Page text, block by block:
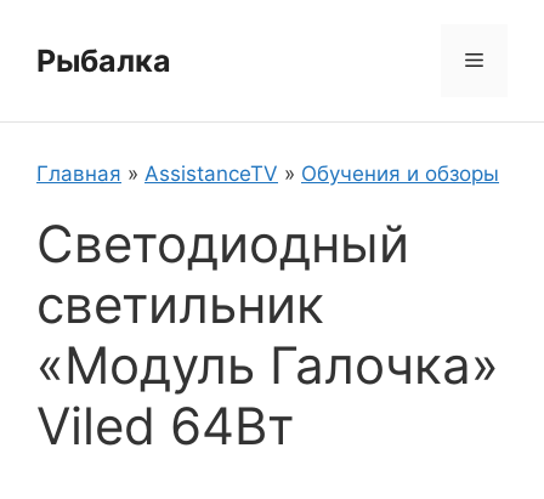
содержимому
Рыбалка Меню
Главная » AssistanceTV » Обучения и обзоры
Светодиодный
светильник
«Модуль Галочка»
Viled 64Вт